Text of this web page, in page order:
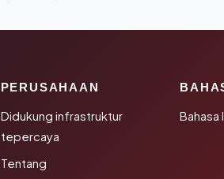
PERUSAHAAN
Didukung infrastruktur
tepercaya
Tentang
Bahasa